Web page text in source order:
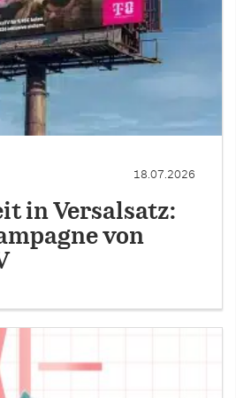
18.07.2026
in Versalsatz:
von